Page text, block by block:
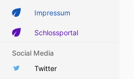
Impressum
Schlossportal
Social Media
Twitter